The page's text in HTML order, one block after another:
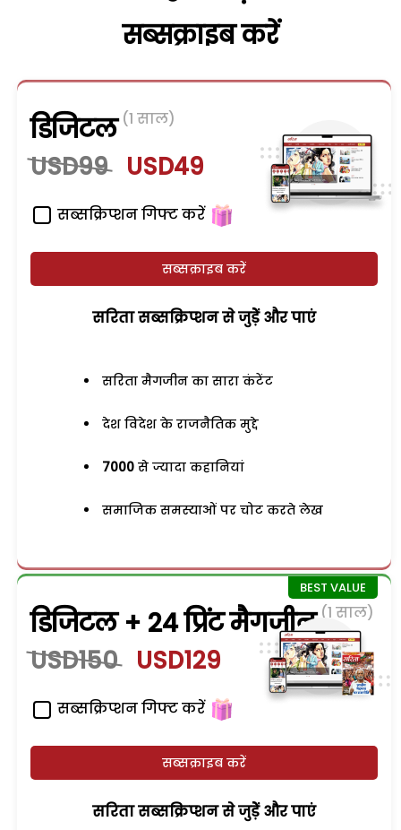
सब्सक्राइब करें
डिजिटल (1 साल)
USD99 USD49
सब्सक्रिप्शन गिफ्ट करें
सब्सक्राइब करें
सरिता सब्सक्रिप्शन से जुड़ेें और पाएं
सरिता मैगजीन का सारा कंटेंट
देश विदेश के राजनैतिक मुद्दे
7000 से ज्यादा कहानियां
समाजिक समस्याओं पर चोट करते लेख
डिजिटल + 24 प्रिंट मैगजीन (1 साल)
USD150 USD129
सब्सक्रिप्शन गिफ्ट करें
सब्सक्राइब करें
सरिता सब्सक्रिप्शन से जुड़ेें और पाएं